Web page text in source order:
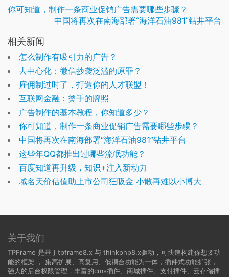
你可知道，制作一条商业促销广告需要哪些步骤？
中国将再次在南海部署“海洋石油981”钻井平台
相关新闻
怎么制作有吸引力的广告？
去中心化：微信抄袭泛滥的原罪？
雇佣制过时了，打造你的人才联盟！
互联网金融：烫手的牌照
广告制作的基本教程，你知道多少？
你可知道，制作一条商业促销广告需要哪些步骤？
中国将再次在南海部署“海洋石油981”钻井平台
这些年QQ都推出过哪些流氓功能？
百度知道再升级，知识+注入新动力
域名天价估值助上市公司狂吸金 小散再难以小博大
关于我们
TPFrame 是基于tpframe8.x 与 thinkphp8.x驱动，可快速构建你想要功
能的框架 ， 集高扩展、高复用、低耦合功能为一体，插件式功能扩张，
强大的后台权限管理，丰富的cms插件、商城插件、支付插件、云存储插